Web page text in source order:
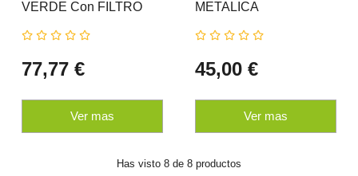
VERDE Con FILTRO
NORMAL
77,77 €
Ver mas
METALICA
ALKANATUR GO
45,00 €
Ver mas
Has visto 8 de 8 productos